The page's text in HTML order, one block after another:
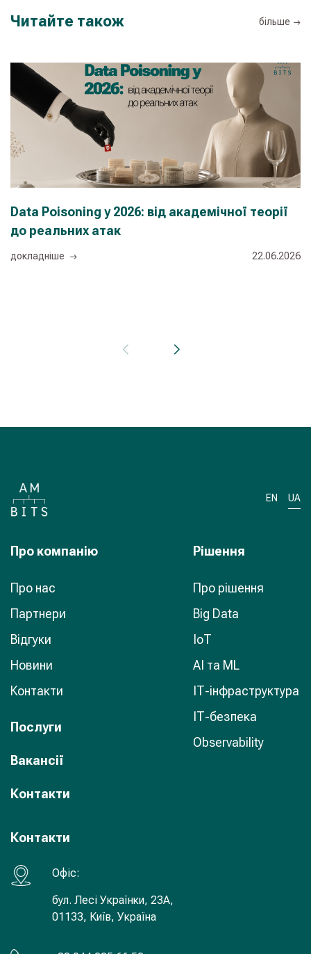
Читайте також більше
Data Poisoning у 2026: від академічної теорії
до реальних атак
докладнiше 22.06.2026
EN UA
Про компанiю
Про нас
Партнери
Відгуки
Новини
Контакти
Послуги
Вакансії
Контакти
Рiшення
Про рішення
Big Data
IoT
AI та ML
ІТ-інфраструктура
ІТ-безпека
Observability
Контакти
Офiс:
бул. Лесі Українки, 23А,
01133, Київ, Україна